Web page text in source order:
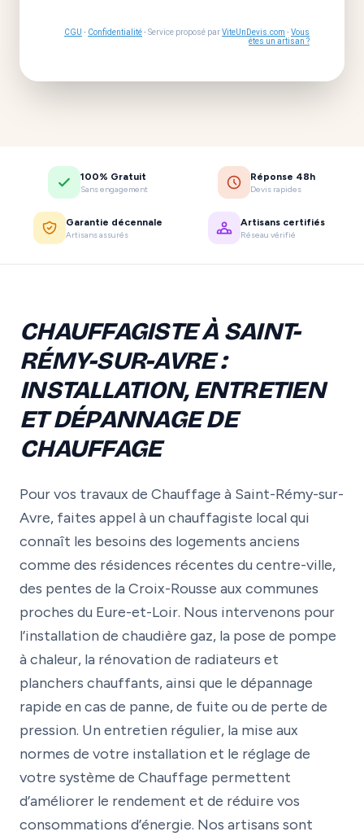
CGU - Confidentialité- Service proposé parViteUnDevis.com -Vous
êtes un artisan ?
100% Gratuit
Sans engagement
Réponse 48h
Devis rapides
Garantie décennale
Artisans assurés
Artisans certifiés
Réseau vérifié
CHAUFFAGISTE À SAINT-
RÉMY-SUR-AVRE :
INSTALLATION, ENTRETIEN
ET DÉPANNAGE DE
CHAUFFAGE
Pour vos travaux de Chauffage à Saint-Rémy-sur-
Avre, faites appel à un chauffagiste local qui
connaît les besoins des logements anciens
comme des résidences récentes du centre-ville,
des pentes de la Croix-Rousse aux communes
proches du Eure-et-Loir. Nous intervenons pour
l’installation de chaudière gaz, la pose de pompe
à chaleur, la rénovation de radiateurs et
planchers chauffants, ainsi que le dépannage
rapide en cas de panne, de fuite ou de perte de
pression. Un entretien régulier, la mise aux
normes de votre installation et le réglage de
votre système de Chauffage permettent
d’améliorer le rendement et de réduire vos
consommations d’énergie. Nos artisans sont